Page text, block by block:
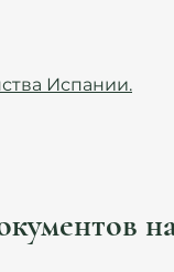
Испании.